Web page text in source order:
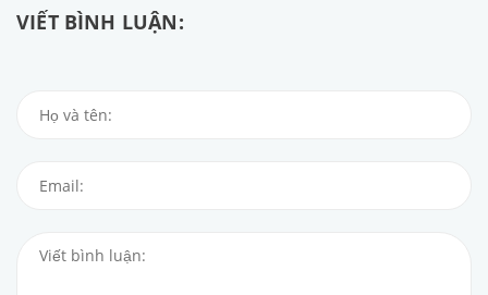
VIẾT BÌNH LUẬN: